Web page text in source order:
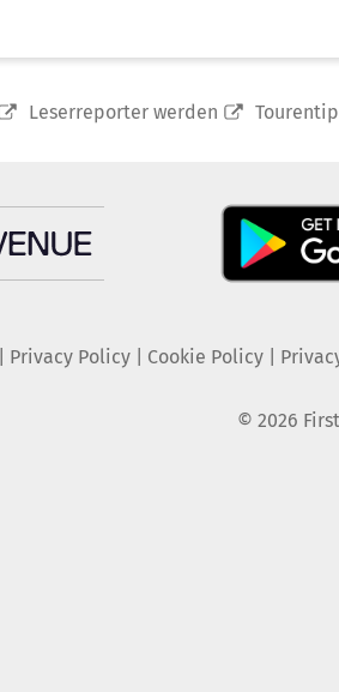
Leserreporter werden
Privacy Policy| Cookie Policy|
© 2026